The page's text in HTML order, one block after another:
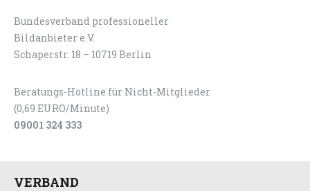
Bundesverband professioneller
Bildanbieter e.V.
Schaperstr. 18 – 10719 Berlin
Beratungs-Hotline für Nicht-Mitglieder
(0,69 EURO/Minute)
09001 324 333
VERBAND